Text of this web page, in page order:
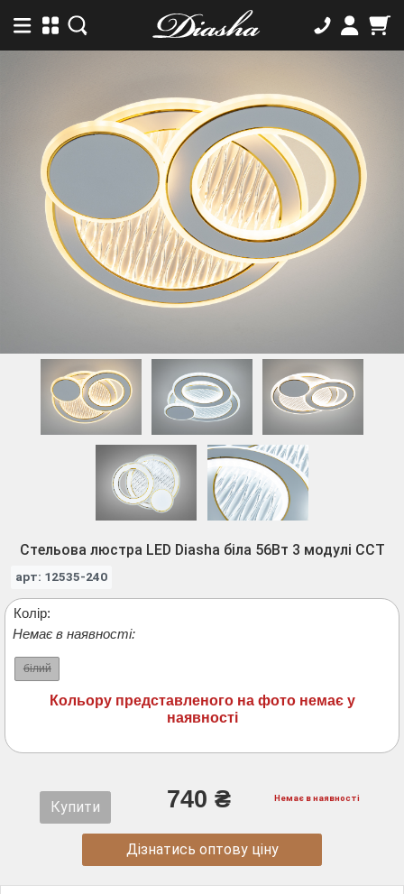
Стельова люстра LED Diasha біла 56Вт 3 модулі CCT
арт: 12535-240
Колір:
Немає в наявності:
білий
Кольору представленого на фото немає у
наявності
Купити 740 ₴ Немає в наявності
Дізнатись оптову ціну